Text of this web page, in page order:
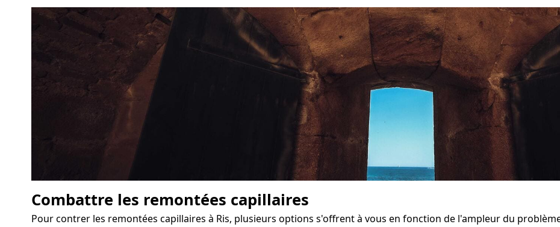
Combattre les remontées capillaires
Pour contrer les remontées capillaires à Ris, plusieurs options s'offrent à vous en fonction de l'ampleur du